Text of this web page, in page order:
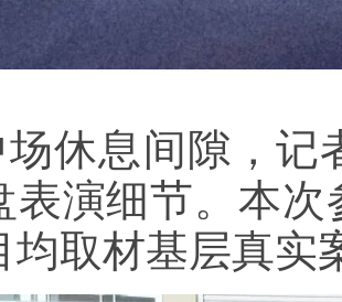
场休息间隙，记
表演细节。本
均取材基层真实